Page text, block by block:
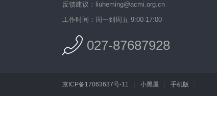
反馈建议：liuheming@acmi.org.cn
工作时间：周一到周五 9:00-17:00
027-87687928
京ICP备17063637号-11 小黑屋 手机版